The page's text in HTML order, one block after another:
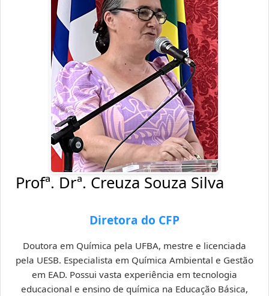
Profª. Drª. Creuza Souza Silva
Diretora do CFP
Doutora em Química pela UFBA, mestre e licenciada
pela UESB. Especialista em Química Ambiental e Gestão
em EAD. Possui vasta experiência em tecnologia
educacional e ensino de química na Educação Básica,